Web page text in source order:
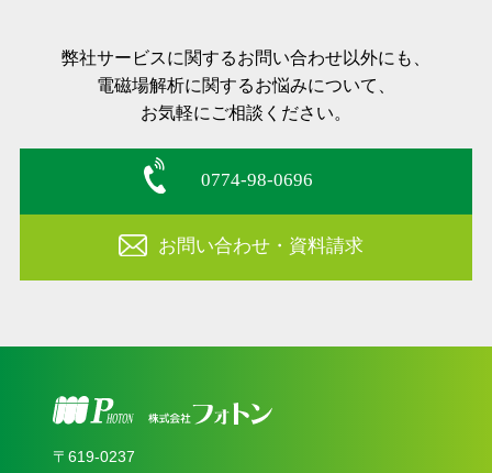
弊社サービスに関するお問い合わせ以外にも、
電磁場解析に関するお悩みについて、
お気軽にご相談ください。
0774-98-0696
お問い合わせ・資料請求
〒619‐0237